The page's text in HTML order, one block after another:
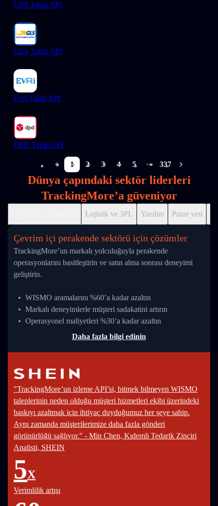
UPS Takip API
GLS Takip API
Evri Takip API
DPD Takip API
1 2 3 4 5
More pages
337
Dünya çapındaki sektör liderleri
TrackingMore’a güveniyor
Lojistik ve 3PL Yazılım Pazar yeri
Çevrim içi perakende sektörü için çözümler
TrackingMore’un markalı yolculuğuyla perakende
operasyonlarını basitleştirin ve satın alma sonrası deneyimi
geliştirin.
WISMO aramalarını %60’a kadar azaltın
Markalı deneyimlerle müşteri sadakatini artırın
Operasyonel maliyetleri %30’a kadar azaltın
Daha fazla bilgi edinin
"TrackingMore’un izleme API’si, bitmek bilmeyen WISMO
taleplerinin neden olduğu müşteri hizmetleri ekibi üzerindeki
baskıyı azaltmak için ihtiyaç duyduğumuz her şeye sahip.
Aynı zamanda müşterilerimize daha fazla gönderi
görünürlüğü sağlıyor." - Min Chen, Kıdemli Tedarik Zinciri
Analisti, SHEIN
5X
Verimlilik artışı